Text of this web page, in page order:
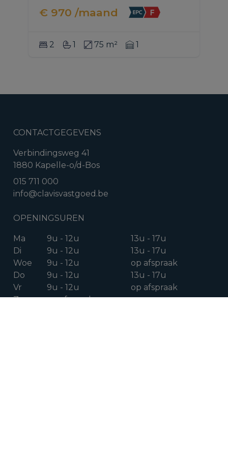
€ 970 /maand
2 1 75 m² 1
CONTACTGEGEVENS
Verbindingsweg 41
1880 Kapelle-o/d-Bos
015 711 000
info@clavisvastgoed.be
OPENINGSUREN
Ma 9u - 12u
13u - 17u
Di
9u - 12u
13u - 17u
Woe
9u - 12u
op afspraak
Do
9u - 12u
13u - 17u
Vr
9u - 12u
op afspraak
Za
op afspraak